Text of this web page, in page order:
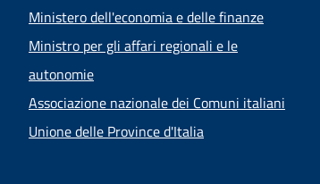
Ministero dell'economia e delle finanze
Ministro per gli affari regionali e le
autonomie
Associazione nazionale dei Comuni italiani
Unione delle Province d'Italia